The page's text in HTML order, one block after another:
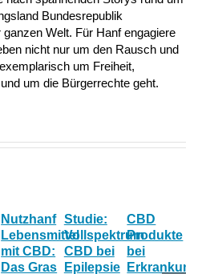
Bundesrepublik
Welt. Für Hanf engagiere
nicht nur um den Rausch und
um Freiheit,
um die Bürgerrechte geht.
Nutzhanf
Lebensmittel
mit CBD:
Das Gras
Studie:
Vollspektrum
CBD bei
Epilepsie
CBD
Produkte
bei